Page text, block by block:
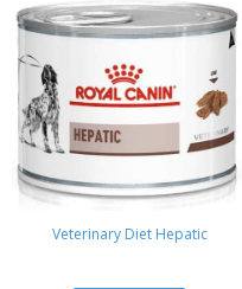
Veterinary Diet Hepatic